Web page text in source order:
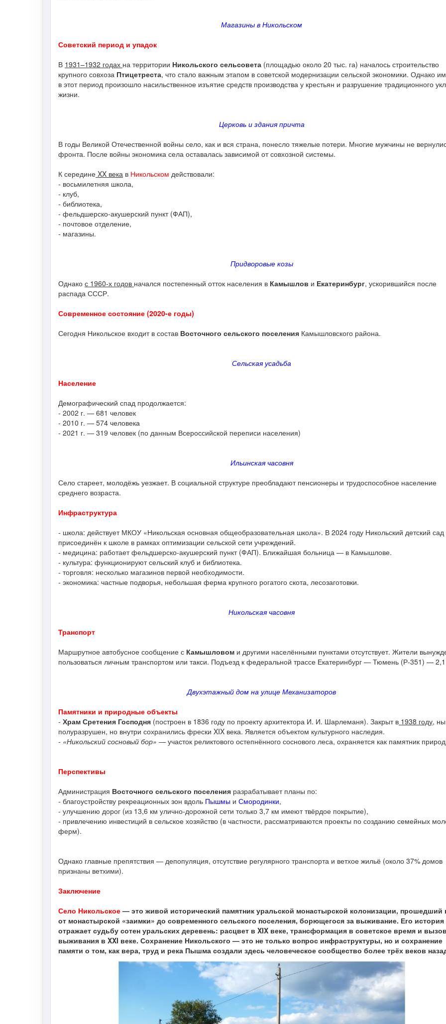
Магазины в Никольском
Советский период и упадок
В 1931–1932 годах на территории Никольского сельсовета (площадью около 20 тыс. га) началось строительство
крупного совхоза Птицетреста, что стало важным этапом в советской модернизации сельской экономики. Однако
в этот период произошло насильственное изъятие средств производства у крестьян и разрушение традиционного
жизни.
Церковь и здания причта
В годы Великой Отечественной войны село, как и вся страна, понесло тяжелые потери. Многие мужчины не
фронта. После войны экономика села оставалась зависимой от совхозной системы.
К середине XX века в Никольском действовали:
- восьмилетняя школа,
- клуб,
- библиотека,
- фельдшерско-акушерский пункт (ФАП),
- почтовое отделение,
- магазины.
Придворовые козы
Однако с 1960-х годов начался постепенный отток населения в Камышлов и Екатеринбург, ускорившийся после
распада СССР.
Современное состояние (2020-е годы)
Сегодня Никольское входит в состав Восточного сельского поселения Камышловского района.
Сельская усадьба
Население
Демографический спад продолжается:
- 2002 г. — 681 человек
- 2010 г. — 574 человека
- 2021 г. — 319 человек (по данным Всероссийской переписи населения)
Ильинская часовня
Село стареет, молодёжь уезжает. В социальной структуре преобладают пенсионеры и трудоспособное население
среднего возраста.
Инфраструктура
- школа: действует МКОУ «Никольская основная общеобразовательная школа». В 2024 году Никольский детский
присоединён к школе в рамках оптимизации сельской сети учреждений.
- медицина: работает фельдшерско-акушерский пункт (ФАП). Ближайшая больница — в Камышлове.
- культура: функционируют сельский клуб и библиотека.
- торговля: несколько магазинов первой необходимости.
- экономика: частные подворья, небольшая ферма крупного рогатого скота, лесозаготовки.
Никольская часовня
Транспорт
Маршрутное автобусное сообщение с Камышловом и другими населёнными пунктами отсутствует. Жители
пользоваться личным транспортом или такси. Подъезд к федеральной трассе Екатеринбург — Тюмень (Р-351) —
Двухэтажный дом на улице Механизаторов
Памятники и природные объекты
- Храм Сретения Господня (построен в 1836 году по проекту архитектора И. И. Шарлеманя). Закрыт в 1938 году,
полуразрушен, но внутри сохранились фрески XIX века. Является объектом культурного наследия.
- «Никольский сосновый бор» — участок реликтового остепнённого соснового леса, охраняется как памятник
Перспективы
Администрация Восточного сельского поселения разрабатывает планы по:
- благоустройству рекреационных зон вдоль Пышмы и Смородинки,
- улучшению дорог (из 13,6 км улично-дорожной сети только 3,7 км имеют твёрдое покрытие),
- привлечению инвестиций в сельское хозяйство (в частности, рассматриваются проекты по созданию семейных
ферм).
Однако главные препятствия — депопуляция, отсутствие регулярного транспорта и ветхое жильё (около 37% домов
признаны ветхими).
Заключение
Село Никольское — это живой исторический памятник уральской монастырской колонизации, прошедший
от монастырской «заимки» до современного сельского поселения, борющегося за выживание. Его история
отражает судьбу сотен уральских деревень: расцвет в XIX веке, трансформация в советское время и
выживания в XXI веке. Сохранение Никольского — это не только вопрос инфраструктуры, но и сохранение
памяти о том, как вера, труд и река Пышма создали здесь человеческое сообщество более трёх веков